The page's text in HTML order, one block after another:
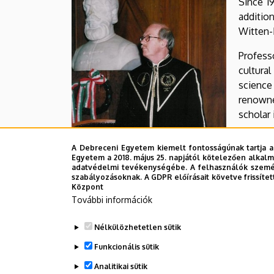
EGYETEM
Witten-
scholar
has
Legutóbb frissítve: 2021. 08. 18. 13:23
A Debreceni Egyetem kiemelt fontosságúnak
Egyetem a 2018. május 25. napjától kötelezően
adatvédelmi tevékenységébe. A felhasználók
szabályozásoknak. A GDPR előírásait követve
Központ
További információk
Nélkülözhetetlen sütik
Funkcionális sütik
Analitikai sütik